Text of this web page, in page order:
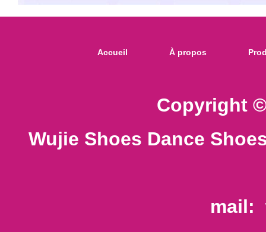
Accueil À propos
Copyright
Wujie Shoes Dance
mail: